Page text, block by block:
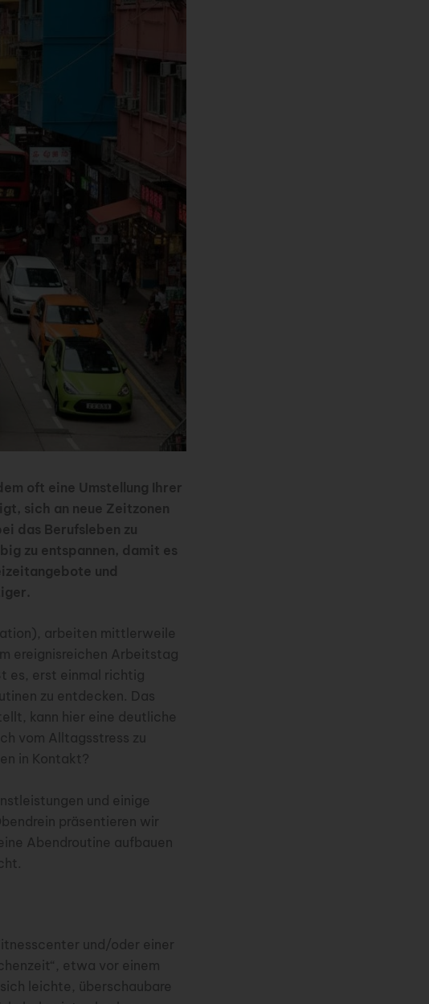
oft eine Umstellung Ihrer
sich an neue Zeitzonen
das Berufsleben zu
zu entspannen, damit es
und
arbeiten mittlerweile
ereignisreichen Arbeitstag
es, erst einmal richtig
zu entdecken. Das
kann hier eine deutliche
vom Alltagsstress zu
in Kontakt?
und einige
präsentieren wir
Abendroutine aufbauen
und/oder einer
etwa vor einem
leichte, überschaubare